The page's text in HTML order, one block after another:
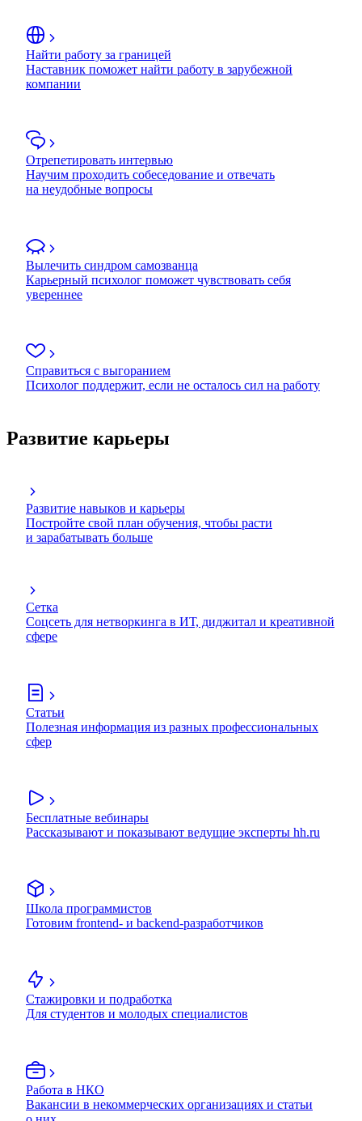
Найти работу за границей
Наставник поможет найти работу в зарубежной
компании
Отрепетировать интервью
Научим проходить собеседование и отвечать
на неудобные вопросы
Вылечить синдром самозванца
Карьерный психолог поможет чувствовать себя
увереннее
Справиться с выгоранием
Психолог поддержит, если не осталось сил на работу
Развитие карьеры
Развитие навыков и карьеры
Постройте свой план обучения, чтобы расти
и зарабатывать больше
Сетка
Соцсеть для нетворкинга в ИТ, диджитал и креативной
сфере
Статьи
Полезная информация из разных профессиональных
сфер
Бесплатные вебинары
Рассказывают и показывают ведущие эксперты hh.ru
Школа программистов
Готовим frontend- и backend-разработчиков
Стажировки и подработка
Для студентов и молодых специалистов
Работа в НКО
Вакансии в некоммерческих организациях и статьи